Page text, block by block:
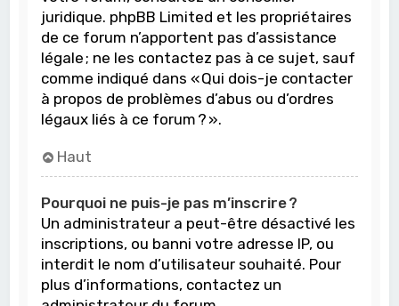
juridique. phpBB Limited et les propriétaires
de ce forum n’apportent pas d’assistance
légale ; ne les contactez pas à ce sujet, sauf
comme indiqué dans « Qui dois-je contacter
à propos de problèmes d’abus ou d’ordres
légaux liés à ce forum ? ».
Haut
Pourquoi ne puis-je pas m’inscrire ?
Un administrateur a peut-être désactivé les
inscriptions, ou banni votre adresse IP, ou
interdit le nom d’utilisateur souhaité. Pour
plus d’informations, contactez un